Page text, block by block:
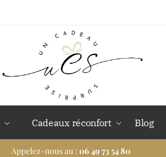
Cadeaux réconfort Blog
Appelez-nous au : 06 49 73 54 80